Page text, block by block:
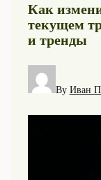
Как
текущем
и тренды
By Иван